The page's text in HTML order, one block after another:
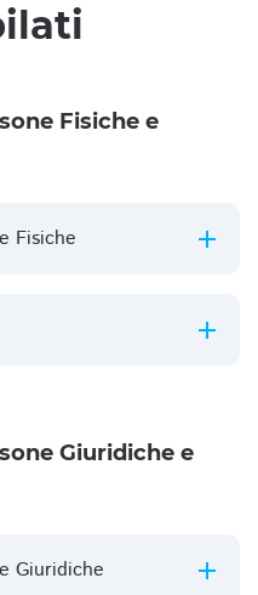
Fisiche e
Fisiche
Giuridiche e
Giuridiche